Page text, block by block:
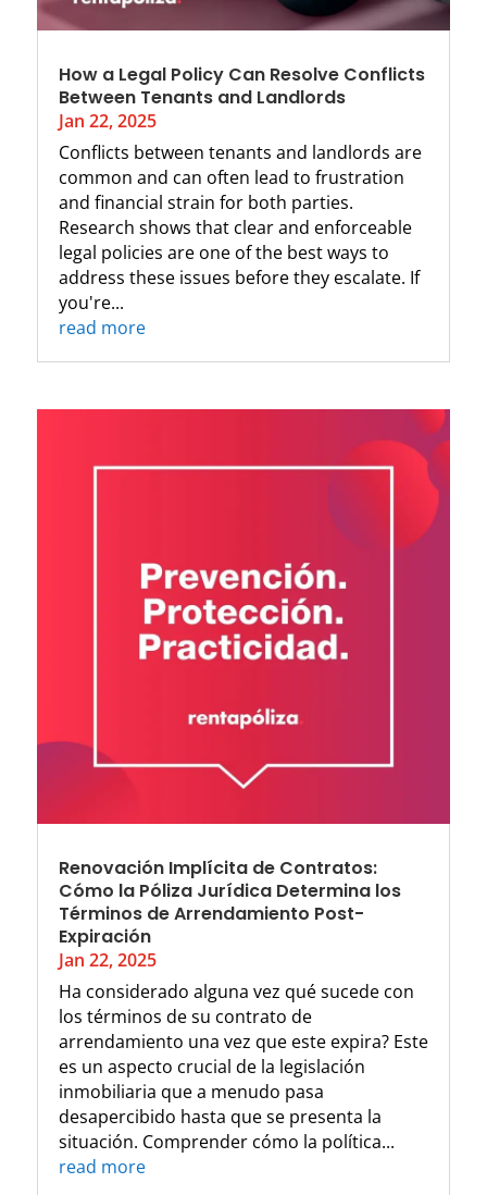
How a Legal Policy Can Resolve Conflicts
Between Tenants and Landlords
Jan 22, 2025
Conflicts between tenants and landlords are
common and can often lead to frustration
and financial strain for both parties.
Research shows that clear and enforceable
legal policies are one of the best ways to
address these issues before they escalate. If
you're...
read more
Renovación Implícita de Contratos:
Cómo la Póliza Jurídica Determina los
Términos de Arrendamiento Post-
Expiración
Jan 22, 2025
Ha considerado alguna vez qué sucede con
los términos de su contrato de
arrendamiento una vez que este expira? Este
es un aspecto crucial de la legislación
inmobiliaria que a menudo pasa
desapercibido hasta que se presenta la
situación. Comprender cómo la política...
read more